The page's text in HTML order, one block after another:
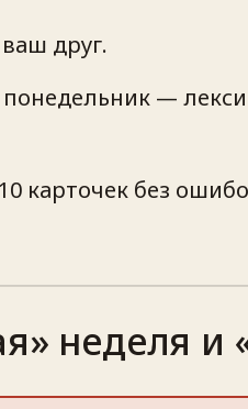
друг.
—
карточек без
неделя и